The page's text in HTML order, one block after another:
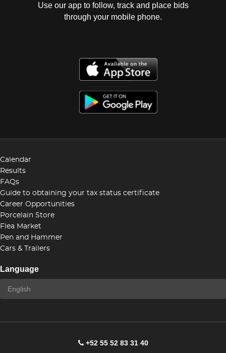
Use our app to follow, track and place bids
through your mobile phone.
Calendar
Results
FAQs
Guide to obtaining your tax status certificate
Career Opportunities
Porcelain Store
Flea Market
Pen and Hammer
Cars & Trailers
Language
+52 55 52 83 31 40